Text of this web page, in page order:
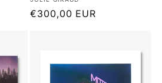
Prix
€300,00 EUR